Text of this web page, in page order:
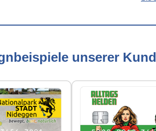
unserer